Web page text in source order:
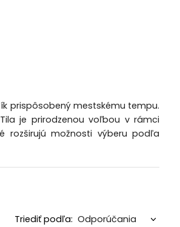
prispôsobený mestskému tempu.
je prirodzenou voľbou v rámci
rozširujú možnosti výberu podľa
Triediť podľa: